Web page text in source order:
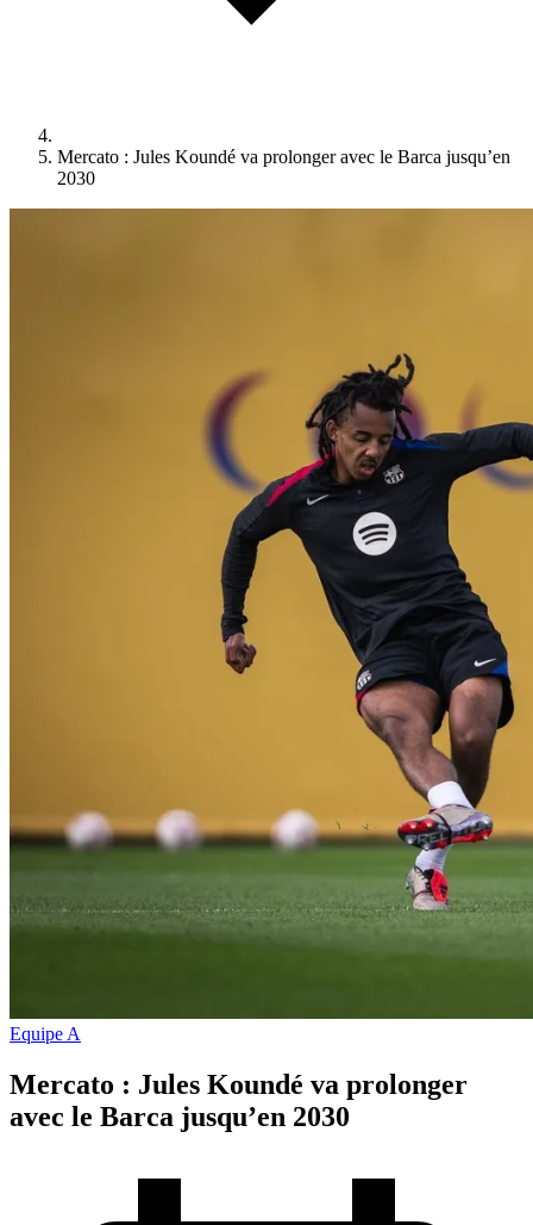
Mercato : Jules Koundé va prolonger avec le Barca jusqu’en
2030
Equipe A
Mercato : Jules Koundé va prolonger
avec le Barca jusqu’en 2030